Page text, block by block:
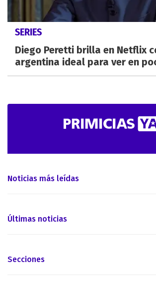
SERIES
Diego Peretti brilla en Netflix
argentina ideal para ver en
Noticias más leídas
Últimas noticias
Secciones